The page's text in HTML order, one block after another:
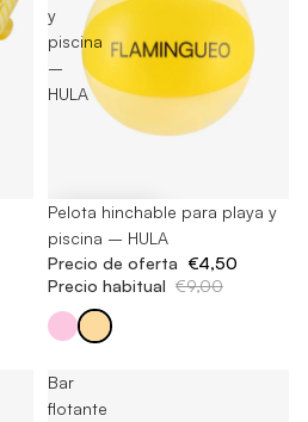
y
piscina
–
HULA
-50%
Pelota hinchable para playa y
piscina – HULA
Precio de oferta €4,50
Precio habitual €9,00
Bar
flotante